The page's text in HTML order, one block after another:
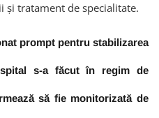
și tratament de specialitate.
prompt pentru stabilizarea
s-a făcut în regim de
să fie monitorizată de